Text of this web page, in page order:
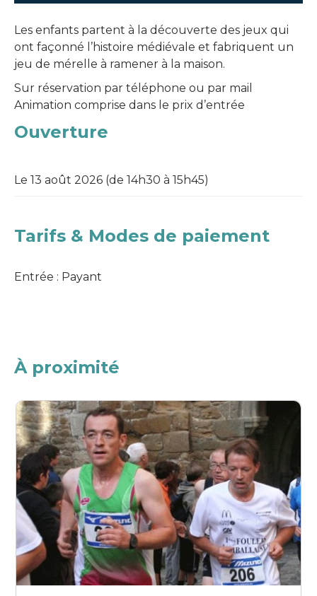
Les enfants partent à la découverte des jeux qui
ont façonné l’histoire médiévale et fabriquent un
jeu de mérelle à ramener à la maison.
Sur réservation par téléphone ou par mail
Animation comprise dans le prix d’entrée
Ouverture
Le 13 août 2026 (de 14h30 à 15h45)
Tarifs & Modes de paiement
Entrée : Payant
À proximité